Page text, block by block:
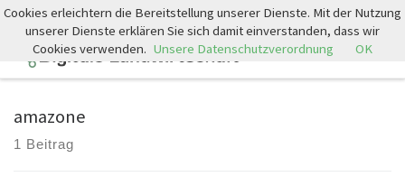
Zum Inhalt springen
Search
amazone
1 Beitrag
Cookies erleichtern die Bereitstellung unserer Dienste. Mit der Nutzung
unserer Dienste erklären Sie sich damit einverstanden, dass wir
Cookies verwenden. Unsere Datenschutzverordnung OK